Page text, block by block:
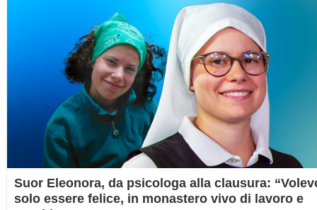
Suor Eleonora, da psicologa alla clausura:
solo essere felice, in monastero vivo di lavoro e